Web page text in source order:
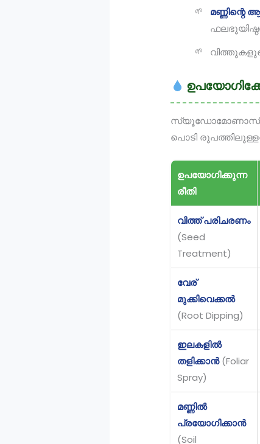
മണ്ണിന്റെ
സ്യൂഡോമോണാസ്
പൊടി
ഉപയോഗിക്കുന്ന
രീതി
വിത്ത് പരിചരണം
(Seed
Treatment)
വേര്
മുക്കിവെക്കൽ
(Root Dipping)
ഇലകളിൽ
തളിക്കാൻ(Foliar
Spray)
മണ്ണിൽ
പ്രയോഗിക്കാൻ
(Soil